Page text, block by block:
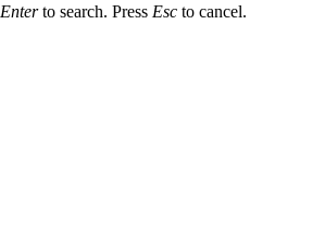
Enterto search. Press Esc to cancel.